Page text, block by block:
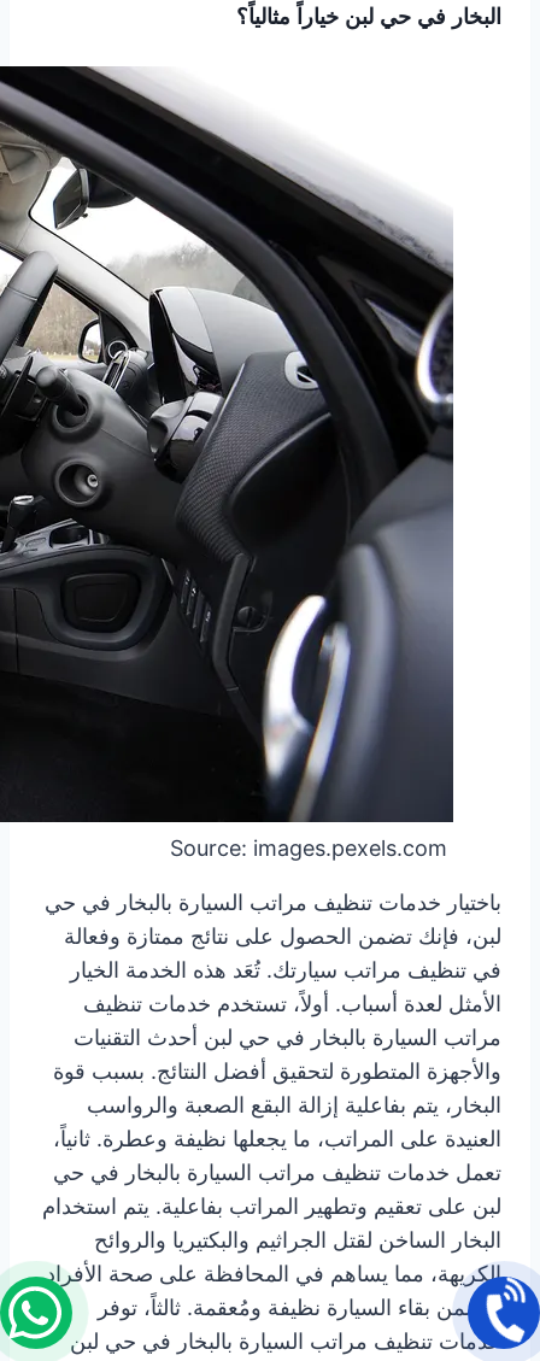
البخار في حي لبن خياراً مثالياً؟
باختيار خدمات تنظيف مراتب السيارة بالبخار في حي
لبن، فإنك تضمن الحصول على نتائج ممتازة وفعالة
في تنظيف مراتب سيارتك. تُعَد هذه الخدمة الخيار
الأمثل لعدة أسباب. أولاً، تستخدم خدمات تنظيف
مراتب السيارة بالبخار في حي لبن أحدث التقنيات
والأجهزة المتطورة لتحقيق أفضل النتائج. بسبب قوة
البخار، يتم بفاعلية إزالة البقع الصعبة والرواسب
العنيدة على المراتب، ما يجعلها نظيفة وعطرة. ثانياً،
تعمل خدمات تنظيف مراتب السيارة بالبخار في حي
لبن على تعقيم وتطهير المراتب بفاعلية. يتم استخدام
البخار الساخن لقتل الجراثيم والبكتيريا والروائح
الكريهة، مما يساهم في المحافظة على صحة الأفراد
ويضمن بقاء السيارة نظيفة ومُعقمة. ثالثاً، توفر
خدمات تنظيف مراتب السيارة بالبخار في حي لبن